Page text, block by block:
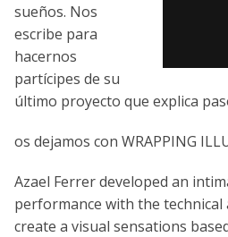
sueños. Nos
escribe para
hacernos
partícipes de su
último proyecto que explica
os dejamos con WRAPPING
Azael Ferrer developed an
performance with the
create a visual sensations